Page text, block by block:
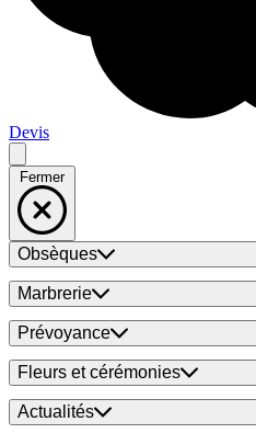
Devis
Fermer
Obsèques
Marbrerie
Prévoyance
Fleurs et cérémonies
Actualités